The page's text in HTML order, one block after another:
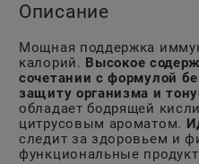
Описание
Мощная поддержка
калорий. Высокое
сочетании с формулой
защиту организма и
обладает бодрящей
цитрусовым ароматом.
следит за здоровьем и
функциональные